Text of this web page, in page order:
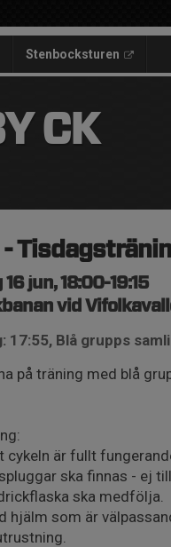
Stenbocksturen
CK
-
jun, 18:00-19:15
vid
17:55, Blå grupps
på träning med blå
cykeln är fullt
ska finnas - ej
ska medfölja.
hjälm som är